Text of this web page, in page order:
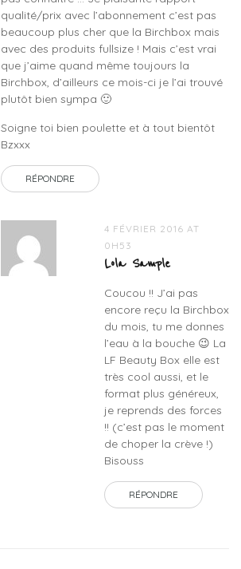
qualité/prix avec l’abonnement c’est pas
beaucoup plus cher que la Birchbox mais
avec des produits fullsize ! Mais c’est vrai
que j’aime quand même toujours la
Birchbox, d’ailleurs ce mois-ci je l’ai trouvé
plutôt bien sympa 🙂
Soigne toi bien poulette et à tout bientôt
Bzxxx
RÉPONDRE
4 FÉVRIER 2016 AT
0H53
Lola Sample
Coucou !! J’ai pas
encore reçu la Birchbox
du mois, tu me donnes
l’eau à la bouche 😉 La
LF Beauty Box elle est
très cool aussi, et le
format plus généreux,
je reprends des forces
!! (c’est pas le moment
de choper la crève !)
Bisouss
RÉPONDRE